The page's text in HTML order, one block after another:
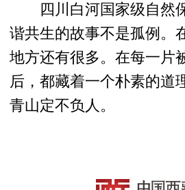
四川白河国家级自然
谐共生的故事不是孤例。
地方还有很多。在每一片
后，都藏着一个朴素的道
青山定不负人。